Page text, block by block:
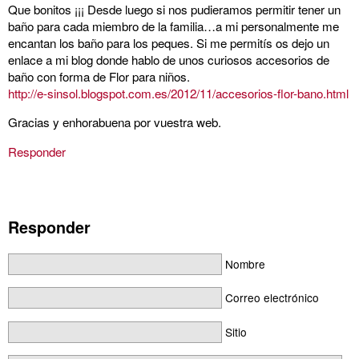
Que bonitos ¡¡¡ Desde luego si nos pudieramos permitir tener un
baño para cada miembro de la familia…a mi personalmente me
encantan los baño para los peques. Si me permitís os dejo un
enlace a mi blog donde hablo de unos curiosos accesorios de
baño con forma de Flor para niños.
http://e-sinsol.blogspot.com.es/2012/11/accesorios-flor-bano.html
Gracias y enhorabuena por vuestra web.
Responder
Responder
Nombre
Correo electrónico
Sitio